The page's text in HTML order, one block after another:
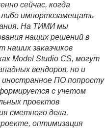
сейчас, когда
либо импортозамещать
На ТИМИ мы
наших решений в
заказчиков
Model Studio CS, могут
вендоров, но и
ПО попросту
с учетом
проектов
сметного дела,
оптимизация